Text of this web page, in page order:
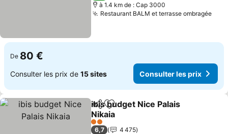
à 1.4 km de : Cap 3000
Restaurant BALM et terrasse ombragée
De 80 €
Consulter les prix de 15 sites Consulter les prix
PartagerAjouter à mes favoris
ibis budget Nice Palais
Nikaia
Consulter les prix
2 Étoiles
6,7
4 475